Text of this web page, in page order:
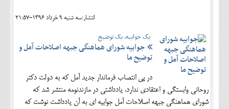
انتشار:سه شنبه 9 خرداد 1396-21:57
یک جوابیه، یک توضیح
جوابیه شورای هماهنگی جبهه اصلاحات آمل و
توضیح ما
در پی انتصاب فرماندار جدید آمل که به دولت دکتر
روحانی وابستگی و اعتقادی ندارد، یادداشتی در مازندنومه منتشر شد که
شورای هماهنگی جبهه اصلاحات آمل جوابیه ای به آن یادداشت نوشت که